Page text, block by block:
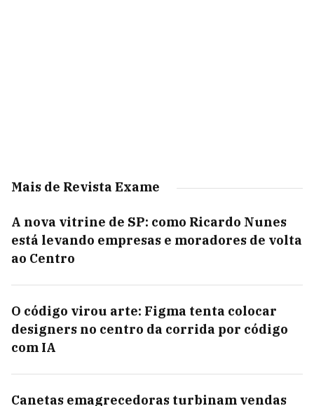
Mais de Revista Exame
A nova vitrine de SP: como Ricardo Nunes
está levando empresas e moradores de volta
ao Centro
O código virou arte: Figma tenta colocar
designers no centro da corrida por código
com IA
Canetas emagrecedoras turbinam vendas